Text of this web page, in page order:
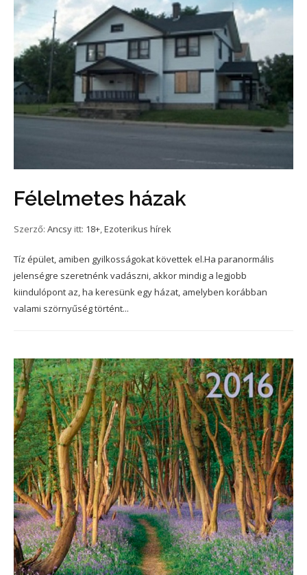
Félelmetes házak
Szerző: Ancsy itt: 18+,Ezoterikus hírek
Tíz épület, amiben gyilkosságokat követtek el.Ha paranormális
jelenségre szeretnénk vadászni, akkor mindig a legjobb
kiindulópont az, ha keresünk egy házat, amelyben korábban
valami szörnyűség történt...